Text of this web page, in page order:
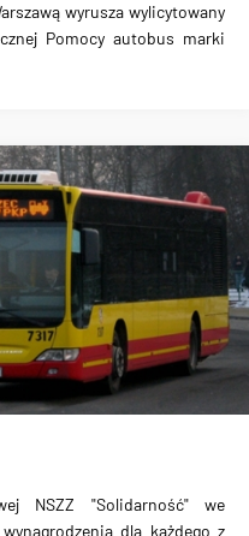
wyrusza wylicytowany
Pomocy autobus marki
NSZZ "Solidarność" we
dla każdego z